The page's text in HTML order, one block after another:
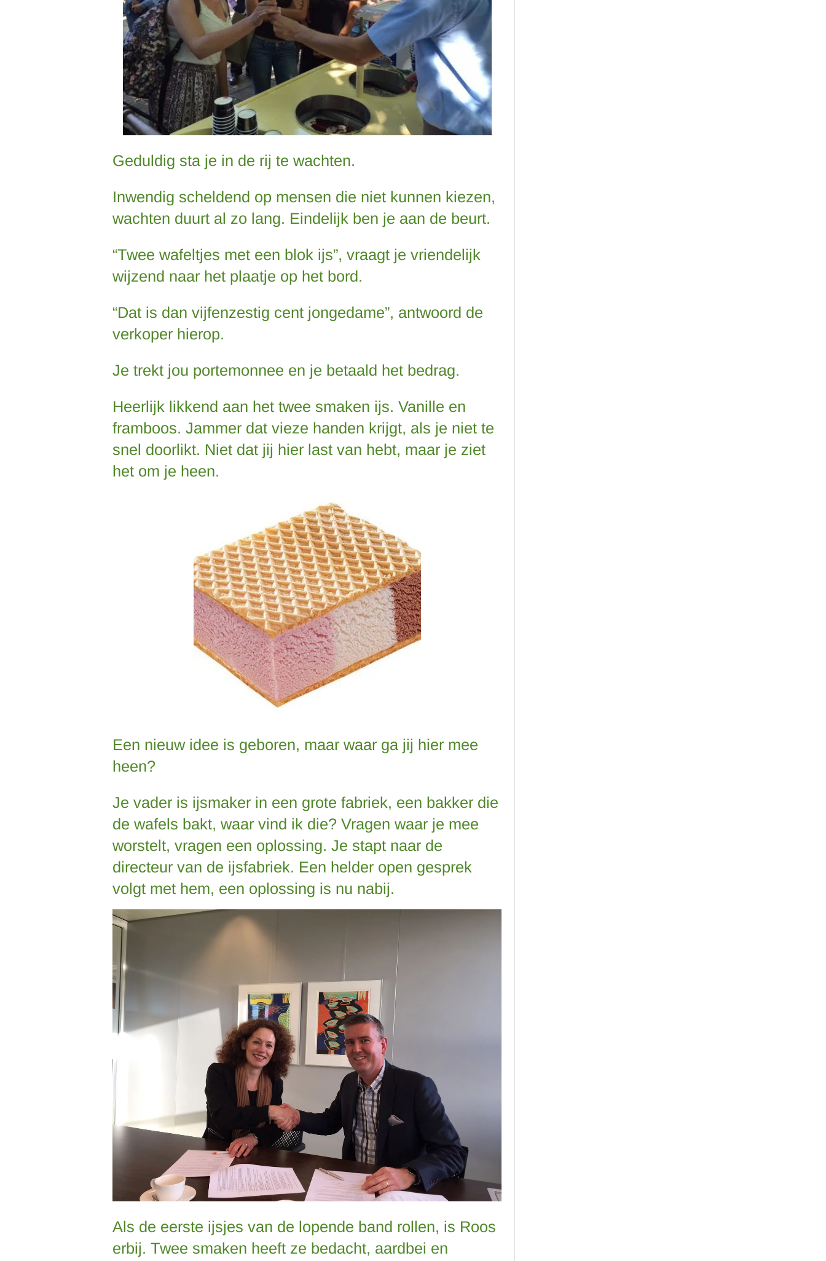
Geduldig sta je in de rij te wachten.
Inwendig scheldend op mensen die niet kunnen kiezen,
wachten duurt al zo lang. Eindelijk ben je aan de beurt.
“Twee wafeltjes met een blok ijs”, vraagt je vriendelijk
wijzend naar het plaatje op het bord.
“Dat is dan vijfenzestig cent jongedame”, antwoord de
verkoper hierop.
Je trekt jou portemonnee en je betaald het bedrag.
Heerlijk likkend aan het twee smaken ijs. Vanille en
framboos. Jammer dat vieze handen krijgt, als je niet te
snel doorlikt. Niet dat jij hier last van hebt, maar je ziet
het om je heen.
Een nieuw idee is geboren, maar waar ga jij hier mee
heen?
Je vader is ijsmaker in een grote fabriek, een bakker die
de wafels bakt, waar vind ik die? Vragen waar je mee
worstelt, vragen een oplossing. Je stapt naar de
directeur van de ijsfabriek. Een helder open gesprek
volgt met hem, een oplossing is nu nabij.
Als de eerste ijsjes van de lopende band rollen, is Roos
erbij. Twee smaken heeft ze bedacht, aardbei en